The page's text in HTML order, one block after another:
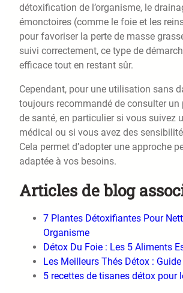
détoxification de l’organisme, le
émonctoires (comme le foie et les
pour favoriser la perte de masse
suivi correctement, ce type de
efficace tout en restant sûr.
Cependant, pour une utilisation sans
toujours recommandé de consulter un
de santé, en particulier si vous suivez
médical ou si vous avez des
Cela permet d’adopter une approche
adaptée à vos besoins.
Articles de blog
7 Plantes Détoxifiantes Pour
Organisme
Détox Du Foie : Les 5 Aliments
Les Meilleurs Thés Détox :
5 recettes de tisanes détox pour